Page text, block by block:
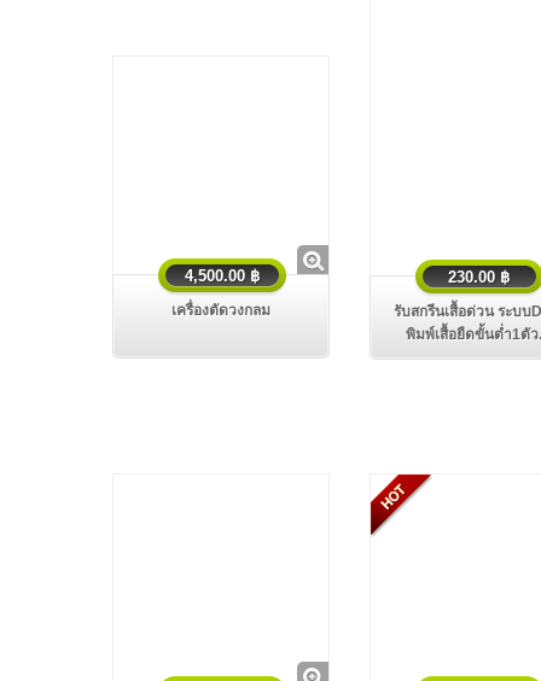
4,500.00 ฿
เครื่องตัดวงกลม
230.00 ฿
รับสกรีนเสื้อด่วน ระบบ
พิมพ์เสื้อยืดขั้นตํ่า1ตัว